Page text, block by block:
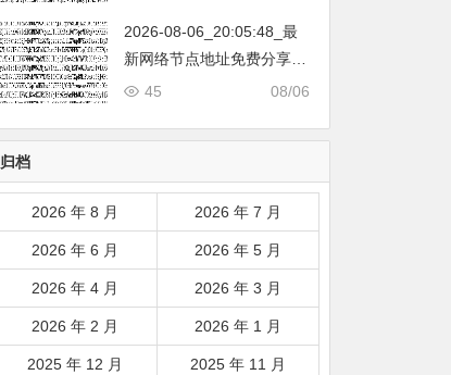
韩国|新加坡|台湾|马来西亚|
…
2026-08-06_20:05:48_最
新网络节点地址免费分享…
不定期更新…开放免费分享
韩国|新加坡|台湾|马来西亚|
08/06
45
归档
2026 年 8 月 2026 年 7 月
2026 年 6 月 2026 年 5 月
2026 年 4 月 2026 年 3 月
2026 年 2 月 2026 年 1 月
2025 年 12 月 2025 年 11 月